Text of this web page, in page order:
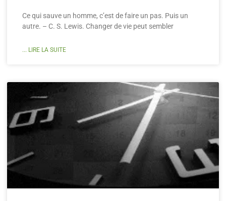
Ce qui sauve un homme, c’est de faire un pas. Puis un
autre. – C. S. Lewis. Changer de vie peut sembler
... LIRE LA SUITE